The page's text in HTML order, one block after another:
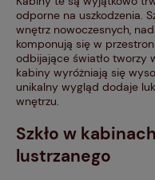
odporne na uszkodzenia.
wnętrz nowoczesnych,
komponują się w
odbijające światło tworzy
kabiny wyróżniają się
unikalny wygląd dodaje
wnętrzu.
Szkło w
lustrzanego